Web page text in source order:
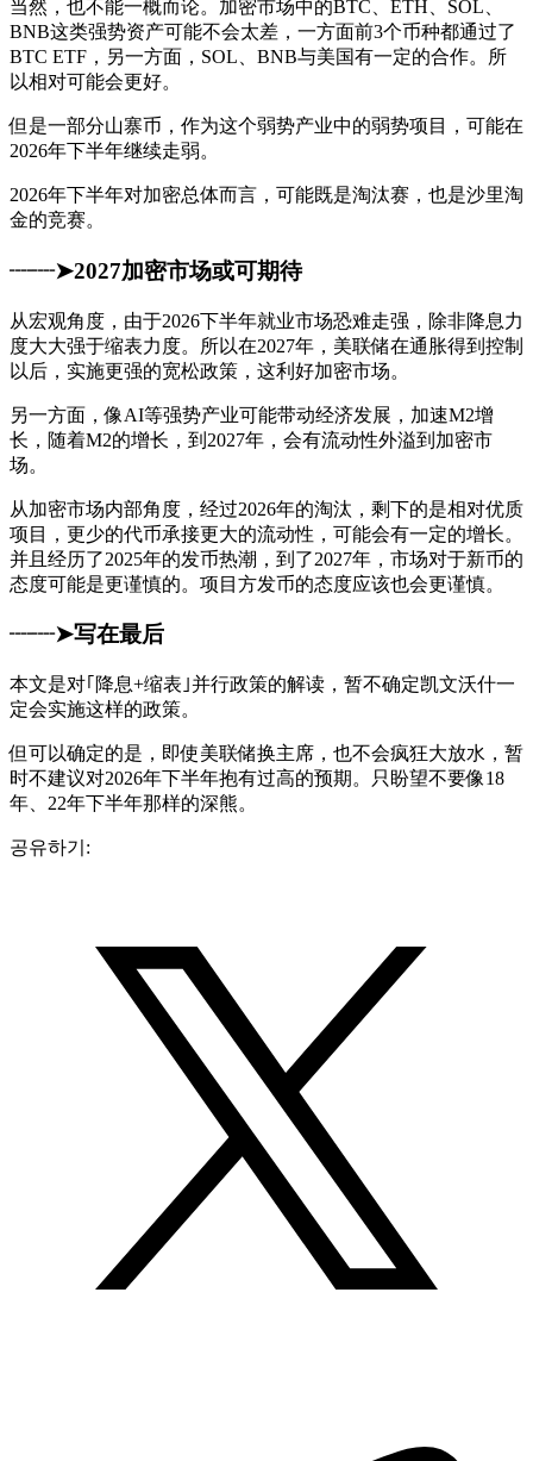
当然，也不能一概而论。加密市场中的BTC、ETH、SOL、
BNB这类强势资产可能不会太差，一方面前3个币种都通过了
BTC ETF，另一方面，SOL、BNB与美国有一定的合作。所
以相对可能会更好。
但是一部分山寨币，作为这个弱势产业中的弱势项目，可能在
2026年下半年继续走弱。
2026年下半年对加密总体而言，可能既是淘汰赛，也是沙里淘
金的竞赛。
┈┈➤2027加密市场或可期待
从宏观角度，由于2026下半年就业市场恐难走强，除非降息力
度大大强于缩表力度。所以在2027年，美联储在通胀得到控制
以后，实施更强的宽松政策，这利好加密市场。
另一方面，像AI等强势产业可能带动经济发展，加速M2增
长，随着M2的增长，到2027年，会有流动性外溢到加密市
场。
从加密市场内部角度，经过2026年的淘汰，剩下的是相对优质
项目，更少的代币承接更大的流动性，可能会有一定的增长。
并且经历了2025年的发币热潮，到了2027年，市场对于新币的
态度可能是更谨慎的。项目方发币的态度应该也会更谨慎。
┈┈➤写在最后
本文是对｢降息+缩表｣并行政策的解读，暂不确定凯文沃什一
定会实施这样的政策。
但可以确定的是，即使美联储换主席，也不会疯狂大放水，暂
时不建议对2026年下半年抱有过高的预期。只盼望不要像18
年、22年下半年那样的深熊。
공유하기: